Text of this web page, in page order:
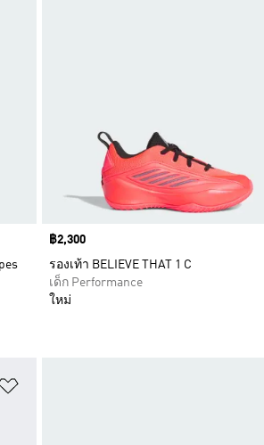
Price
฿2,300
รองเท้า BELIEVE THAT 1 C
เด็ก Performance
ใหม่